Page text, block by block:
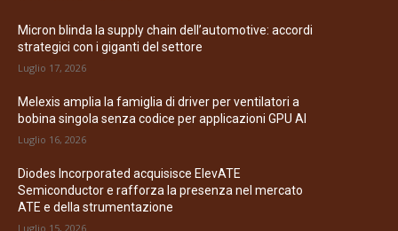
Micron blinda la supply chain dell’automotive: accordi
strategici con i giganti del settore
Luglio 17, 2026
Melexis amplia la famiglia di driver per ventilatori a
bobina singola senza codice per applicazioni GPU AI
Luglio 16, 2026
Diodes Incorporated acquisisce ElevATE
Semiconductor e rafforza la presenza nel mercato
ATE e della strumentazione
Luglio 15, 2026